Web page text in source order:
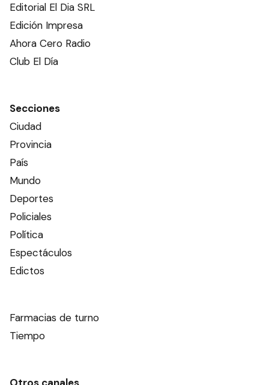
Editorial El Dia SRL
Edición Impresa
Ahora Cero Radio
Club El Día
Secciones
Ciudad
Provincia
País
Mundo
Deportes
Policiales
Política
Espectáculos
Edictos
Farmacias de turno
Tiempo